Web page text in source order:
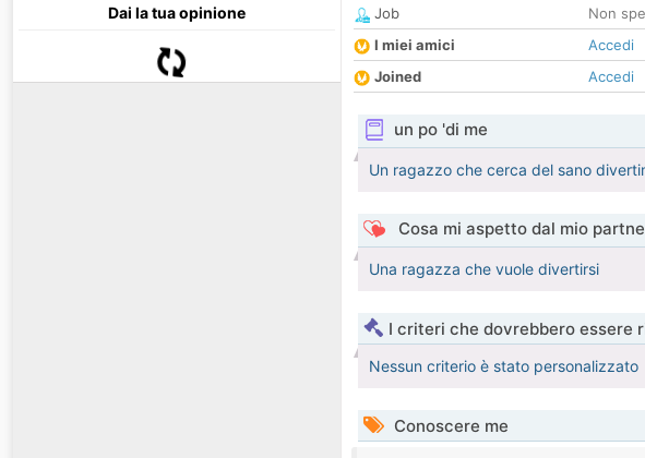
Dai la tua opinione
Job
Non
I miei amici
Accedi
Joined
Accedi
un po 'di me
Un ragazzo che cerca del sano
Cosa mi aspetto dal mio
Una ragazza che vuole divertirsi
I criteri che dovrebbero essere
Nessun criterio è stato personalizzato
Conoscere me